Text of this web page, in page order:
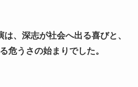
、深志が社会へ出る喜びと、
危うさの始まりでした。